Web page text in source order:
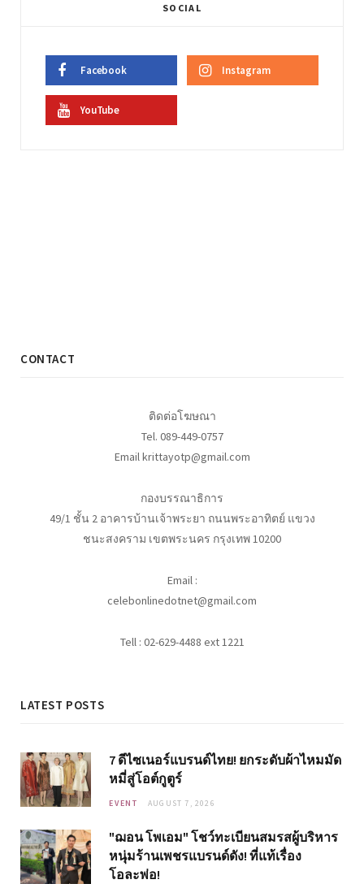
SOCIAL
Facebook Instagram
YouTube
CONTACT
ติดต่อโฆษณา
Tel. 089-449-0757
Email krittayotp@gmail.com
กองบรรณาธิการ
49/1 ชั้น 2 อาคารบ้านเจ้าพระยา ถนนพระอาทิตย์ แขวง
ชนะสงคราม เขตพระนคร กรุงเทพ 10200
Email :
celebonlinedotnet@gmail.com
Tell : 02-629-4488 ext 1221
LATEST POSTS
7 ดีไซเนอร์แบรนด์ไทย! ยกระดับผ้าไหมมัด
หมี่สู่โอต์กูตูร์
EVENT AUGUST 7, 2026
"ฌอน โพเอม" โชว์ทะเบียนสมรสผู้บริหาร
หนุ่มร้านเพชรแบรนด์ดัง! ที่แท้เรื่อง
โอละพ่อ!